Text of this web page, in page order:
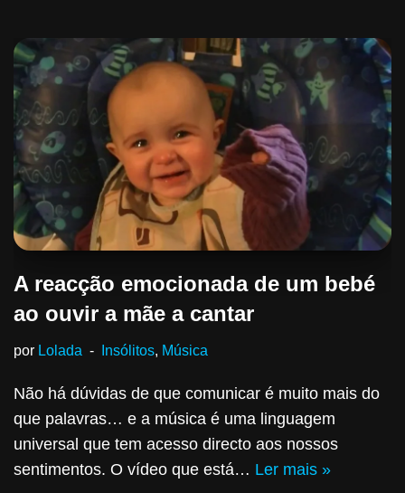
A reacção emocionada de um bebé
ao ouvir a mãe a cantar
por Lolada Insólitos, Música
Não há dúvidas de que comunicar é muito mais do
que palavras… e a música é uma linguagem
universal que tem acesso directo aos nossos
sentimentos. O vídeo que está… Ler mais »